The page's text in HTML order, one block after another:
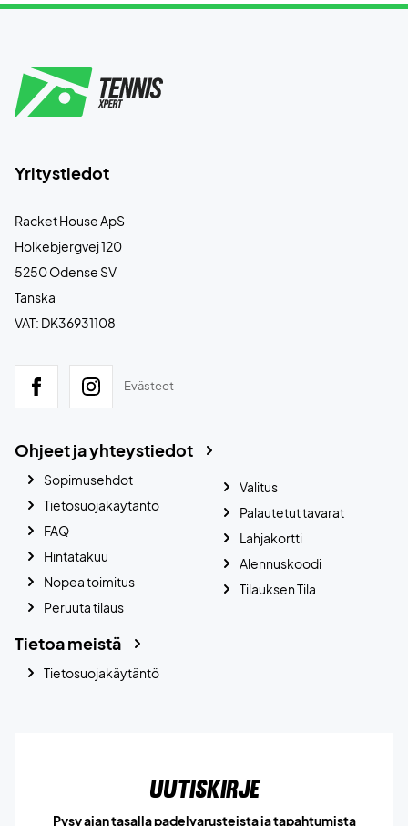
Yritystiedot
Racket House ApS
Holkebjergvej 120
5250 Odense SV
Tanska
VAT: DK36931108
Evästeet
Ohjeet ja yhteystiedot
Sopimusehdot
Tietosuojakäytäntö
FAQ
Hintatakuu
Nopea toimitus
Peruuta tilaus
Valitus
Palautetut tavarat
Lahjakortti
Alennuskoodi
Tilauksen Tila
Tietoa meistä
Tietosuojakäytäntö
Uutiskirje
Pysy ajan tasalla padelvarusteista ja tapahtumista